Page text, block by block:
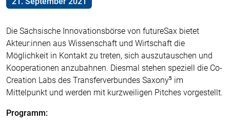
Die Sächsische Innovationsbörse von futureSax bietet
Akteur:innen aus Wissenschaft und Wirtschaft die
Möglichkeit in Kontakt zu treten, sich auszutauschen und
Kooperationen anzubahnen. Diesmal stehen speziell die Co-
Creation Labs des Transferverbundes Saxony⁵ im
Mittelpunkt und werden mit kurzweiligen Pitches vorgestellt.
Programm: